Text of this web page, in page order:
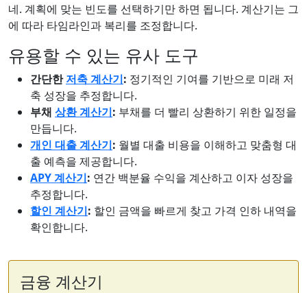
네. 계획에 맞는 빈도를 선택하기만 하면 됩니다. 계산기는 그
에 따라 타임라인과 복리를 조정합니다.
유용할 수 있는 유사 도구
간단한저축 계산기: 정기적인 기여를 기반으로 미래 저
축 성장을 추정합니다.
부채 상환 계산기: 부채를 더 빨리 상환하기 위한 일정을
만듭니다.
개인 대출 계산기: 월별 대출 비용을 이해하고 맞춤형 대
출 예측을 제공합니다.
APY 계산기: 연간 백분율 수익을 계산하고 이자 성장을
추정합니다.
할인 계산기: 할인 금액을 빠르게 찾고 가격 인하 내역을
확인합니다.
금융 계산기